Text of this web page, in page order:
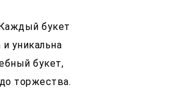
букет
уникальна
букет,
торжества.